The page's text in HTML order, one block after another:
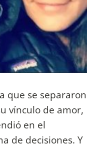
que se separaron
vínculo de amor,
en el
de decisiones. Y